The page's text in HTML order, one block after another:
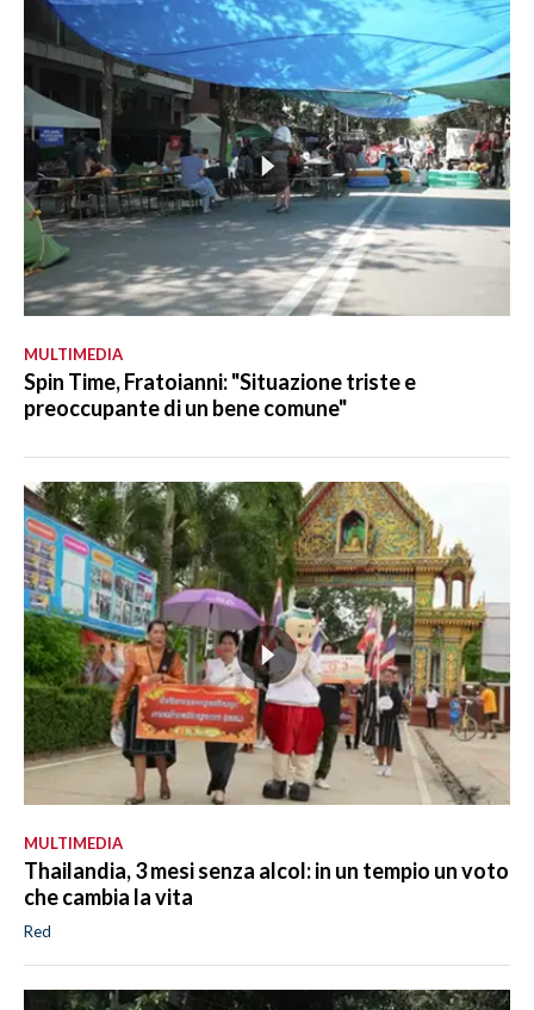
MULTIMEDIA
Spin Time, Fratoianni: "Situazione triste e
preoccupante di un bene comune"
MULTIMEDIA
Thailandia, 3 mesi senza alcol: in un tempio un voto
che cambia la vita
Red